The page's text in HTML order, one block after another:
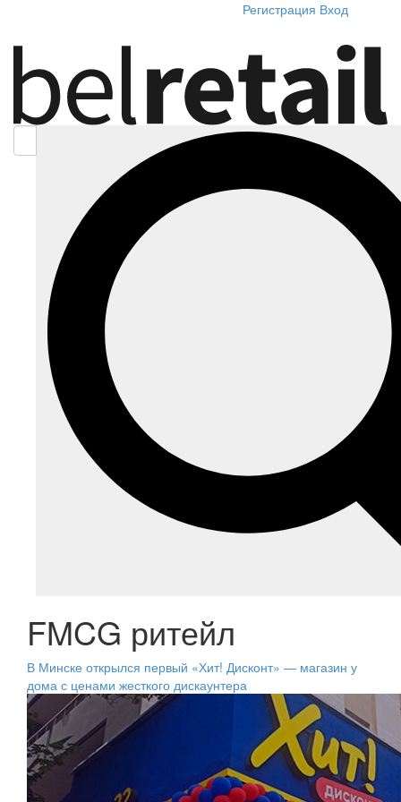
Регистрация Вход
FMCG ритейл
В Минске открылся первый «Хит! Дисконт» — магазин у
дома с ценами жесткого дискаунтера